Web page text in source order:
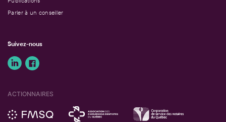
Parler à un conseiller
Suivez-nous
ACTIONNAIRES